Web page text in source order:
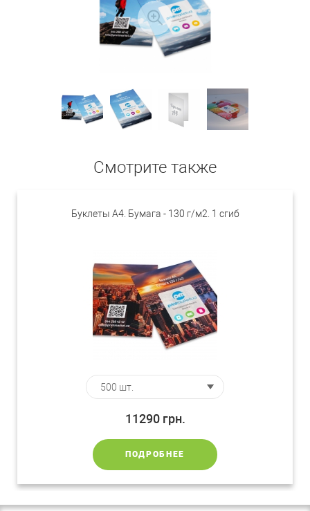
Смотрите также
Буклеты А4. Бумага - 130 г/м2. 1 сгиб
11290 грн.
ПОДРОБНЕЕ